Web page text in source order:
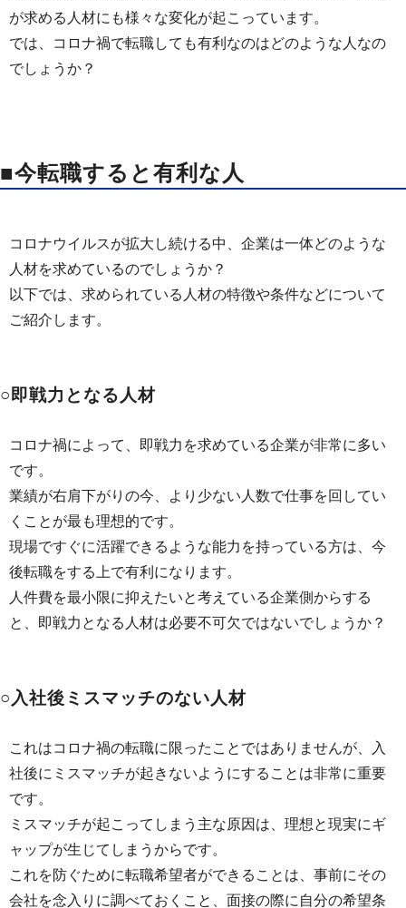
が求める人材にも様々な変化が起こっています。
では、コロナ禍で転職しても有利なのはどのような人なの
でしょうか？
■今転職すると有利な人
コロナウイルスが拡大し続ける中、企業は一体どのような
人材を求めているのでしょうか？
以下では、求められている人材の特徴や条件などについて
ご紹介します。
○即戦力となる人材
コロナ禍によって、即戦力を求めている企業が非常に多い
です。
業績が右肩下がりの今、より少ない人数で仕事を回してい
くことが最も理想的です。
現場ですぐに活躍できるような能力を持っている方は、今
後転職をする上で有利になります。
人件費を最小限に抑えたいと考えている企業側からする
と、即戦力となる人材は必要不可欠ではないでしょうか？
○入社後ミスマッチのない人材
これはコロナ禍の転職に限ったことではありませんが、入
社後にミスマッチが起きないようにすることは非常に重要
です。
ミスマッチが起こってしまう主な原因は、理想と現実にギ
ャップが生じてしまうからです。
これを防ぐために転職希望者ができることは、事前にその
会社を念入りに調べておくこと、面接の際に自分の希望条